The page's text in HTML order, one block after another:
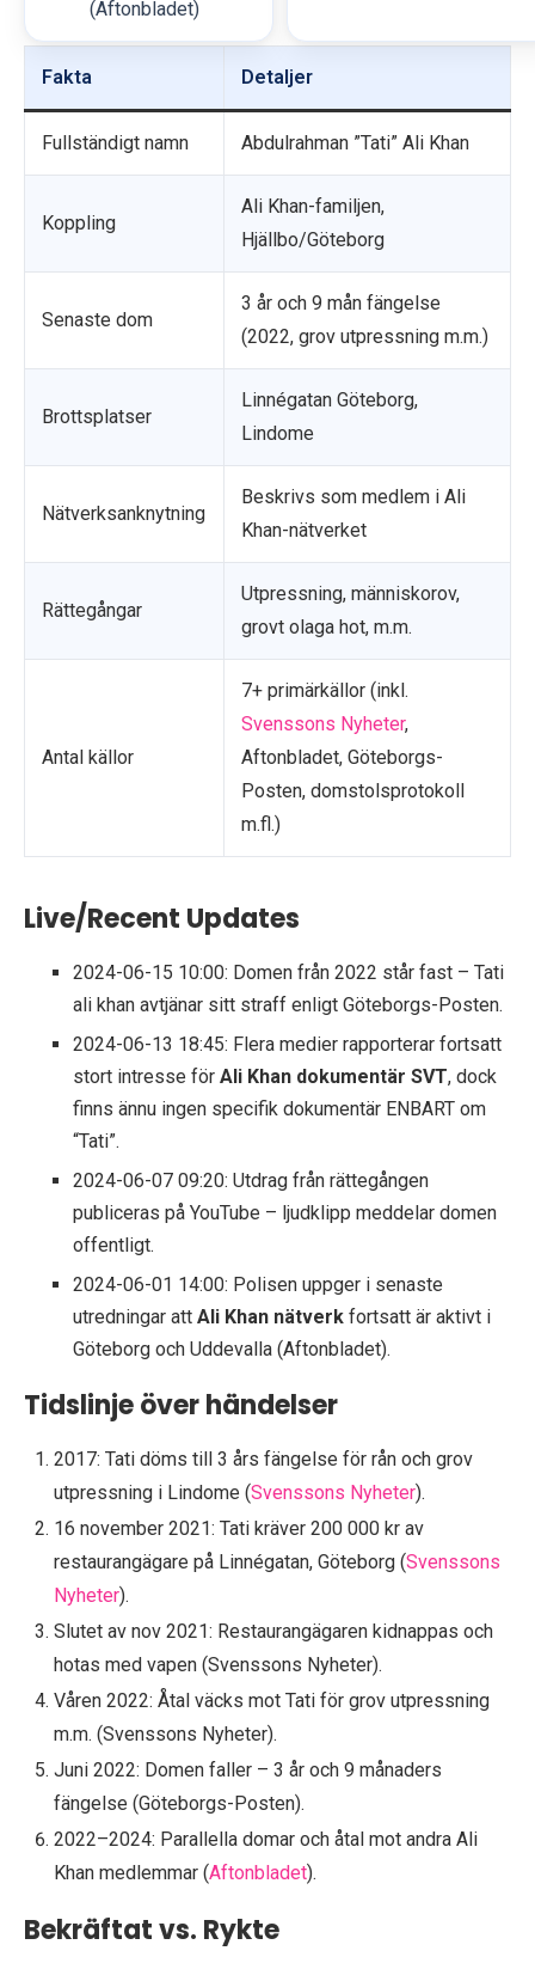
(Aftonbladet)
Fakta Detaljer
Fullständigt namn Abdulrahman ”Tati” Ali Khan
Koppling
Ali Khan-familjen,
Hjällbo/Göteborg
Senaste dom
3 år och 9 mån fängelse
(2022, grov utpressning m.m.)
Brottsplatser
Linnégatan Göteborg,
Lindome
Nätverksanknytning
Beskrivs som medlem i Ali
Khan-nätverket
Rättegångar
Utpressning, människorov,
grovt olaga hot, m.m.
Antal källor
7+ primärkällor (inkl.
Svenssons Nyheter,
Aftonbladet, Göteborgs-
Posten, domstolsprotokoll
m.fl.)
Live/Recent Updates
2024-06-15 10:00: Domen från 2022 står fast – Tati
ali khan avtjänar sitt straff enligt Göteborgs-Posten.
2024-06-13 18:45: Flera medier rapporterar fortsatt
stort intresse för Ali Khan dokumentär SVT, dock
finns ännu ingen specifik dokumentär ENBART om
“Tati”.
2024-06-07 09:20: Utdrag från rättegången
publiceras på YouTube – ljudklipp meddelar domen
offentligt.
2024-06-01 14:00: Polisen uppger i senaste
utredningar att Ali Khan nätverk fortsatt är aktivt i
Göteborg och Uddevalla (Aftonbladet).
Tidslinje över händelser
2017: Tati döms till 3 års fängelse för rån och grov
utpressning i Lindome (Svenssons Nyheter).
16 november 2021: Tati kräver 200 000 kr av
restaurangägare på Linnégatan, Göteborg (Svenssons
Nyheter).
Slutet av nov 2021: Restaurangägaren kidnappas och
hotas med vapen (Svenssons Nyheter).
Våren 2022: Åtal väcks mot Tati för grov utpressning
m.m. (Svenssons Nyheter).
Juni 2022: Domen faller – 3 år och 9 månaders
fängelse (Göteborgs-Posten).
2022–2024: Parallella domar och åtal mot andra Ali
Khan medlemmar (Aftonbladet).
Bekräftat vs. Rykte